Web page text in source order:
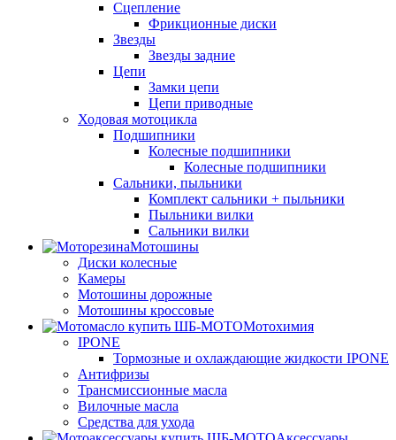
Cцепление
Фрикционные диски
Звезды
Звезды задние
Цепи
Замки цепи
Цепи приводные
Ходовая мотоцикла
Подшипники
Колесные подшипники
Колесные подшипники
Сальники, пыльники
Комплект сальники + пыльники
Пыльники вилки
Сальники вилки
Мотошины
Диски колесные
Камеры
Мотошины дорожные
Мотошины кроссовые
Мотохимия
IPONE
Тормозные и охлаждающие жидкости IPONE
Антифризы
Трансмиссионные масла
Вилочные масла
Средства для ухода